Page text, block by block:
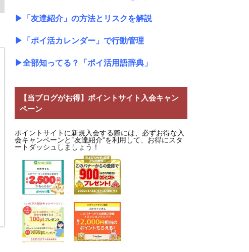
▶ 「友達紹介」の方法とリスクを解説
▶ 「ポイ活カレンダー」で行動管理
▶全部知ってる？「ポイ活用語辞典」
【当ブログがお得】ポイントサイト入会キャン
ペーン
ポイントサイトに新規入会する際には、必ずお得な入
会キャンペーンと“友達紹介”を利用して、お得にスタ
ートダッシュしましょう！